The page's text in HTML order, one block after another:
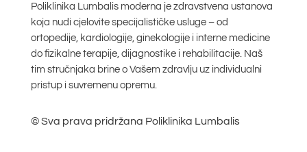
Poliklinika Lumbalis moderna je zdravstvena ustanova
koja nudi cjelovite specijalističke usluge – od
ortopedije, kardiologije, ginekologije i interne medicine
do fizikalne terapije, dijagnostike i rehabilitacije. Naš
tim stručnjaka brine o Vašem zdravlju uz individualni
pristup i suvremenu opremu.
© Sva prava pridržana Poliklinika Lumbalis